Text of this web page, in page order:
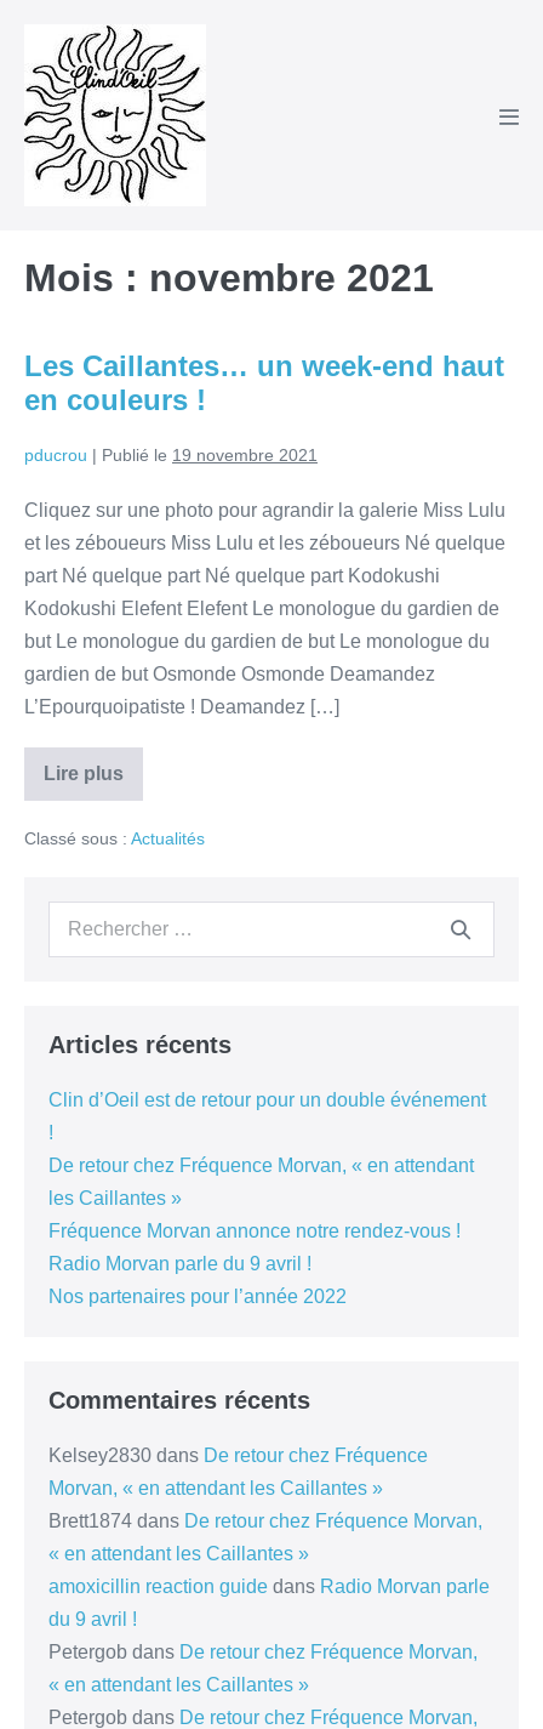
contenu
Mois : novembre 2021
Les Caillantes… un week-end haut
en couleurs !
pducrou | Publié le 19 novembre 2021
Cliquez sur une photo pour agrandir la galerie Miss Lulu
et les zéboueurs Miss Lulu et les zéboueurs Né quelque
part Né quelque part Né quelque part Kodokushi
Kodokushi Elefent Elefent Le monologue du gardien de
but Le monologue du gardien de but Le monologue du
gardien de but Osmonde Osmonde Deamandez
L’Epourquoipatiste ! Deamandez […]
Lire plus
Les
Caillantes…
week-
en
couleurs
!
Classé sous : Actualités
Recherche
Articles récents
Clin d’Oeil est de retour pour un double événement
!
De retour chez Fréquence Morvan, « en attendant
les Caillantes »
Fréquence Morvan annonce notre rendez-vous !
Radio Morvan parle du 9 avril !
Nos partenaires pour l’année 2022
Commentaires récents
Kelsey2830 dans De retour chez Fréquence
Morvan, « en attendant les Caillantes »
Brett1874 dans De retour chez Fréquence Morvan,
« en attendant les Caillantes »
amoxicillin reaction guide dans Radio Morvan parle
du 9 avril !
Petergob dans De retour chez Fréquence Morvan,
« en attendant les Caillantes »
Petergob dans De retour chez Fréquence Morvan,